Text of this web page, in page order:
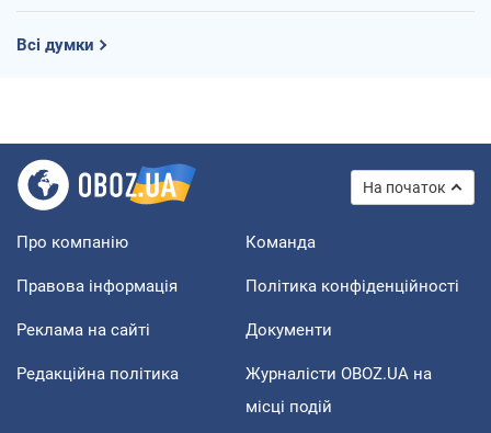
Всі думки
На початок
Про компанію Команда
Правова інформація Політика конфіденційності
Реклама на сайті Документи
Редакційна політика
Журналісти OBOZ.UA на
місці подій